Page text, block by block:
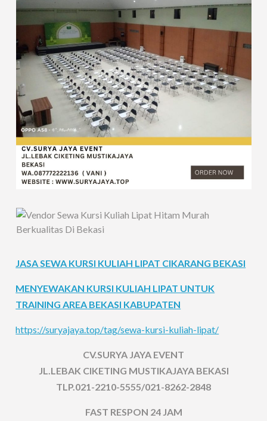
JASA SEWA KURSI KULIAH LIPAT CIKARANG BEKASI
MENYEWAKAN KURSI KULIAH LIPAT UNTUK
TRAINING AREA BEKASI KABUPATEN
https://suryajaya.top/tag/sewa-kursi-kuliah-lipat/
CV.SURYA JAYA EVENT
JL.LEBAK CIKETING MUSTIKAJAYA BEKASI
TLP.021-2210-5555/021-8262-2848
FAST RESPON 24 JAM